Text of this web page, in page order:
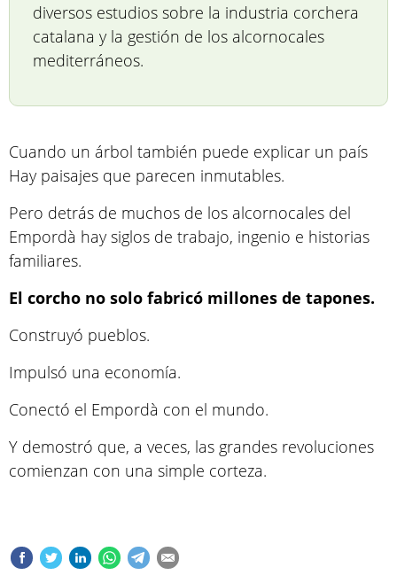
diversos estudios sobre la industria corchera
catalana y la gestión de los alcornocales
mediterráneos.
Cuando un árbol también puede explicar un país
Hay paisajes que parecen inmutables.
Pero detrás de muchos de los alcornocales del
Empordà hay siglos de trabajo, ingenio e historias
familiares.
El corcho no solo fabricó millones de tapones.
Construyó pueblos.
Impulsó una economía.
Conectó el Empordà con el mundo.
Y demostró que, a veces, las grandes revoluciones
comienzan con una simple corteza.